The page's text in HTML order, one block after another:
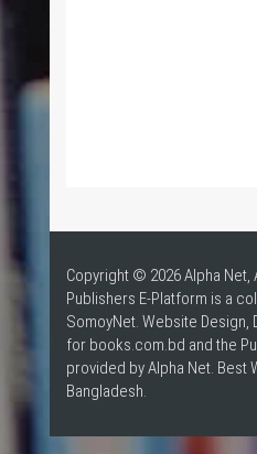
Copyright © 2026 Alpha Net,
Publishers E-Platform is a
SomoyNet. Website Design,
for books.com.bd and the
provided by Alpha Net. Best
Bangladesh.